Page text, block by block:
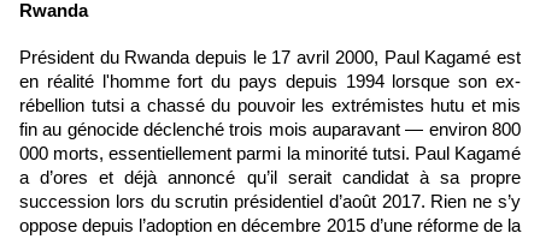
Rwanda
Président du Rwanda depuis le 17 avril 2000, Paul Kagamé est
en réalité l'homme fort du pays depuis 1994 lorsque son ex-
rébellion tutsi a chassé du pouvoir les extrémistes hutu et mis
fin au génocide déclenché trois mois auparavant — environ 800
000 morts, essentiellement parmi la minorité tutsi. Paul Kagamé
a d’ores et déjà annoncé qu’il serait candidat à sa propre
succession lors du scrutin présidentiel d’août 2017. Rien ne s’y
oppose depuis l’adoption en décembre 2015 d’une réforme de la